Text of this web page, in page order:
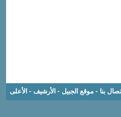
بنا - موقع الجبيل - الأرشيف - الأعلى